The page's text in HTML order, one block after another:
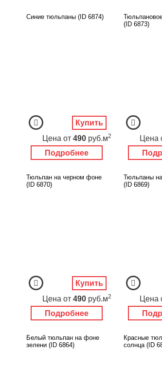
Синие тюльпаны (ID 6874)
Подробнее
Цена от 490 руб.м2
Купить
(ID 6873)
Цена
Тюльпан на черном фоне
(ID 6870)
Подробнее
Цена от 490 руб.м2
Купить
Тюльпаны
(ID 6869)
Цена
Белый тюльпан на фоне
зелени (ID 6864)
Красные
солнца (ID